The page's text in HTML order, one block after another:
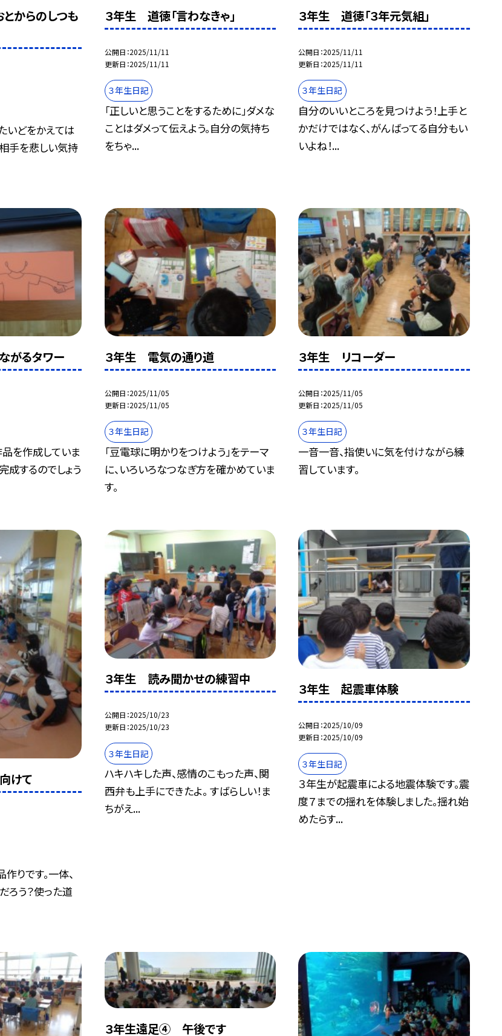
からのしつも
いどをかえては
手を悲しい気持
３年生 道徳「言わなきゃ」
公開日 2025/11/11
更新日 2025/11/11
３年生日記
「正しいと思うことをするために」ダメな
ことはダメって伝えよう。自分の気持ち
をちゃ...
３年生 道徳「３年元気組」
公開日 2025/11/11
更新日 2025/11/11
３年生日記
自分のいいところを見つけよう！上手と
かだけではなく、がんばってる自分もい
いよね！...
がるタワー
を作成していま
成するのでしょう
３年生 電気の通り道
公開日 2025/11/05
更新日 2025/11/05
３年生日記
「豆電球に明かりをつけよう」をテーマ
に、いろいろなつなぎ方を確かめていま
す。
３年生 リコーダー
公開日 2025/11/05
更新日 2025/11/05
３年生日記
一音一音、指使いに気を付けながら練
習しています。
けて
りです。一体、
ろう？使った道
３年生 読み聞かせの練習中
公開日 2025/10/23
更新日 2025/10/23
３年生日記
ハキハキした声、感情のこもった声、関
西弁も上手にできたよ。 すばらしい！ま
ちがえ...
３年生 起震車体験
公開日 2025/10/09
更新日 2025/10/09
３年生日記
３年生が起震車による地震体験です。震
度７までの揺れを体験しました。揺れ始
めたらす...
３年生遠足④ 午後です